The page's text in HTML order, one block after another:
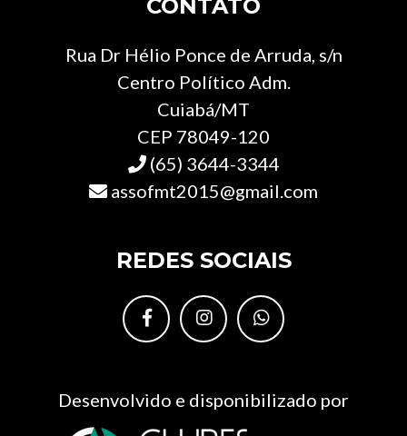
CONTATO
Rua Dr Hélio Ponce de Arruda, s/n
Centro Político Adm.
Cuiabá/MT
CEP 78049-120
(65) 3644-3344
assofmt2015@gmail.com
REDES SOCIAIS
Desenvolvido e disponibilizado por